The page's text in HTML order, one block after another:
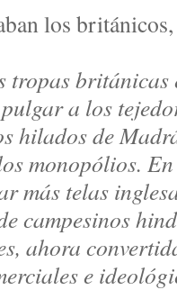
los
tropas
a los
hilados de
monopólios.
más telas
campesinos
ahora
e